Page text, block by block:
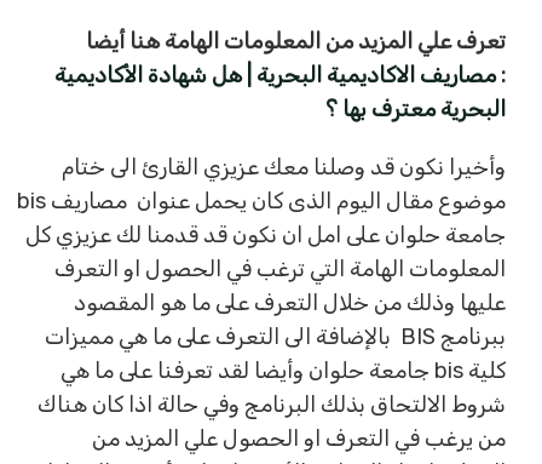
تعرف علي المزيد من المعلومات الهامة هنا أيضا
مصاريف الاكاديمية البحرية | هل شهادة الأكاديمية
البحرية معترف بها ؟
وأخيرا نكون قد وصلنا معك عزيزي القارئ الى ختام
موضوع مقال اليوم الذى كان يحمل عنوان مصاريف bis
جامعة حلوان على امل ان نكون قد قدمنا لك عزيزي كل
المعلومات الهامة التي ترغب في الحصول او التعرف
عليها وذلك من خلال التعرف على ما هو المقصود
ببرنامج BIS بالإضافة الى التعرف على ما هي مميزات
كلية bis جامعة حلوان وأيضا لقد تعرفنا على ما هي
شروط الالتحاق بذلك البرنامج وفي حالة اذا كان هناك
من يرغب في التعرف او الحصول علي المزيد من